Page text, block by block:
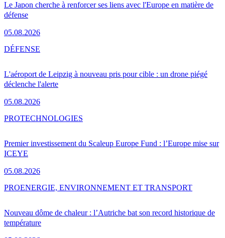
Le Japon cherche à renforcer ses liens avec l'Europe en matière de
défense
05.08.2026
L'aéroport de Leipzig à nouveau pris pour cible : un drone piégé
déclenche l'alerte
05.08.2026
DÉFENSE
Premier investissement du Scaleup Europe Fund : l’Europe mise sur
ICEYE
05.08.2026
PROTECHNOLOGIES
Nouveau dôme de chaleur : l’Autriche bat son record historique de
température
PROENERGIE, ENVIRONNEMENT ET TRANSPORT